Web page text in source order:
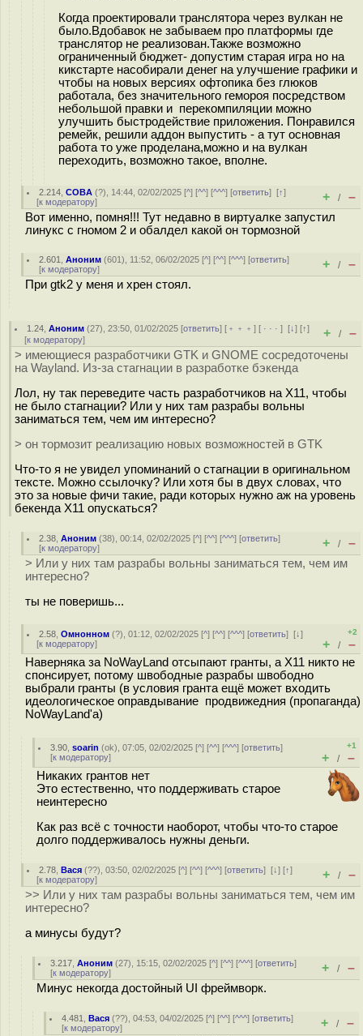
Когда проектировали транслятора через вулкан не
было.Вдобавок не забываем про платформы где
транслятор не реализован.Также возможно
ограниченный бюджет- допустим старая игра но на
кикстарте насобирали денег на улучшение графики и
чтобы на новых версиях офтопика без глюков
работала, без значительного гемороя посредством
небольшой правки и перекомпиляции можно
улучшить быстродействие приложения. Понравился
ремейк, решили аддон выпустить - а тут основная
работа то уже проделана,можно и на вулкан
переходить, возможно такое, вполне.
2.214 ,COBA (?), 14:44, 02/02/2025 [^] [^^] [^^^] [ответить][↑]
[к модератору] + / –
Вот именно, помня!!! Тут недавно в виртуалке запустил
линукс с гномом 2 и обалдел какой он тормозной
2.601 ,Аноним (601), 11:52, 06/02/2025 [^] [^^] [^^^] [ответить]
[к модератору] + / –
При gtk2 у меня и хрен стоял.
1.24 ,Аноним (27), 23:50, 01/02/2025 [ответить] [ ﹢﹢﹢] [ · · ·][↓] [↑]
[к модератору] + / –
> имеющиеся разработчики GTK и GNOME сосредоточены
на Wayland. Из-за стагнации в разработке бэкенда
Лол, ну так переведите часть разработчиков на X11, чтобы
не было стагнации? Или у них там разрабы вольны
заниматься тем, чем им интересно?
> он тормозит реализацию новых возможностей в GTK
Что-то я не увидел упоминаний о стагнации в оригинальном
тексте. Можно ссылочку? Или хотя бы в двух словах, что
это за новые фичи такие, ради которых нужно аж на уровень
бекенда X11 опускаться?
2.38 ,Аноним (38), 00:14, 02/02/2025 [^] [^^] [^^^] [ответить]
[к модератору] + / –
> Или у них там разрабы вольны заниматься тем, чем им
интересно?
ты не поверишь...
2.58 ,Омнонном (?), 01:12, 02/02/2025 [^] [^^] [^^^] [ответить][↓]
[к модератору]
+2
+ / –
Наверняка за NoWayLand отсыпают гранты, а X11 никто не
спонсирует, потому швободные разрабы швободно
выбрали гранты (в условия гранта ещё может входить
идеологическое оправдывание продвижедния (пропаганда)
NoWayLand'а)
3.90 ,soarin (ok), 07:05, 02/02/2025 [^] [^^] [^^^] [ответить]
[к модератору]
+1
+ / –
Никаких грантов нет
Это естественно, что поддерживать старое
неинтересно
Как раз всё с точности наоборот, чтобы что-то старое
долго поддерживалось нужны деньги.
2.78 ,Вася (??), 03:50, 02/02/2025 [^] [^^] [^^^] [ответить][↓] [↑]
[к модератору] + / –
>> Или у них там разрабы вольны заниматься тем, чем им
интересно?
а минусы будут?
3.217 ,Аноним (27), 15:15, 02/02/2025 [^] [^^] [^^^] [ответить]
[к модератору] + / –
Минус некогда достойный UI фреймворк.
4.481 ,Вася (??), 04:53, 04/02/2025 [^] [^^] [^^^] [ответить]
[к модератору] + / –